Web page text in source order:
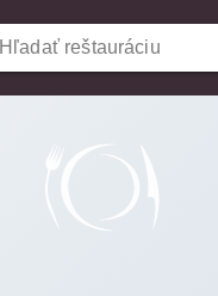
Hľadať reštauráciu
Acqua & Farina -